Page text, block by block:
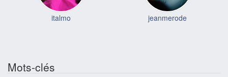
italmo jeanmerode
Mots-clés